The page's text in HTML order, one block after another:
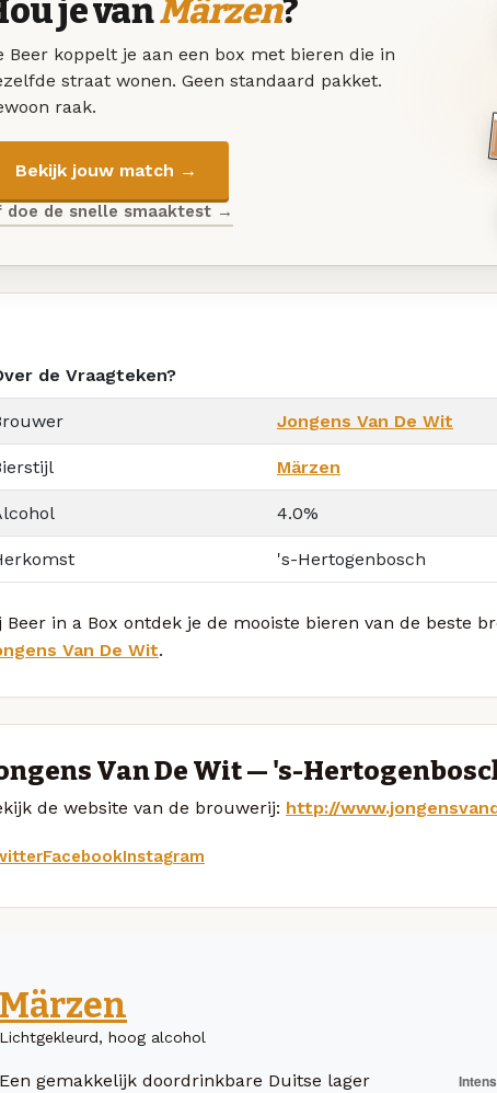
je vanMärzen?
Beer koppelt je aan een box met bieren die in
straat wonen. Geen standaard pakket.
raak.
Bekijk jouw match →
doe de snelle smaaktest →
de Vraagteken?
Jongens Van De Wit
Märzen
4.0%
's-Hertogenbosch
Beer in a Box ontdek je de mooiste bieren van de beste
Van De Wit.
Van De Wit — 's-
de website van de brouwerij: http://
FacebookInstagram
Märzen
Lichtgekleurd, hoog alcohol
Een gemakkelijk doordrinkbare Duitse lager